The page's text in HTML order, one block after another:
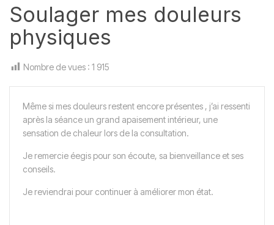
Soulager mes douleurs
physiques
Nombre de vues : 1 915
Même si mes douleurs restent encore présentes , j’ai ressenti
après la séance un grand apaisement intérieur, une
sensation de chaleur lors de la consultation.
Je remercie éegis pour son écoute, sa bienveillance et ses
conseils.
Je reviendrai pour continuer à améliorer mon état.